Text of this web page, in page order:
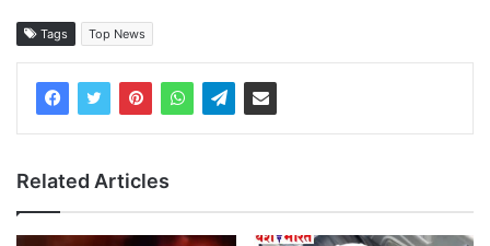
Tags Top News
Related Articles